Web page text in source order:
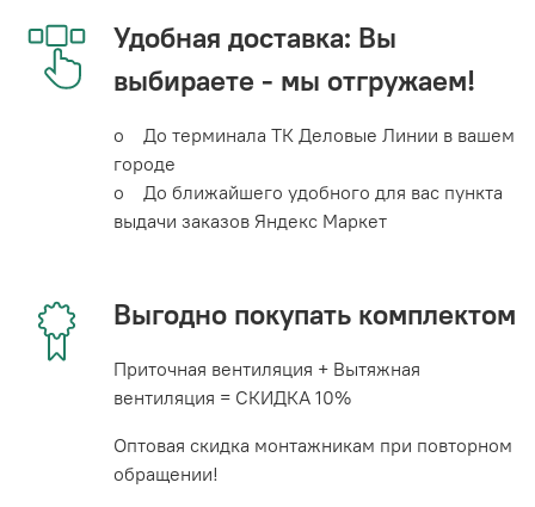
Удобная доставка: Вы
выбираете - мы отгружаем!
o До терминала ТК Деловые Линии в вашем
городе
o До ближайшего удобного для вас пункта
выдачи заказов Яндекс Маркет
Выгодно покупать комплектом
Приточная вентиляция + Вытяжная
вентиляция = СКИДКА 10%
Оптовая скидка монтажникам при повторном
обращении!